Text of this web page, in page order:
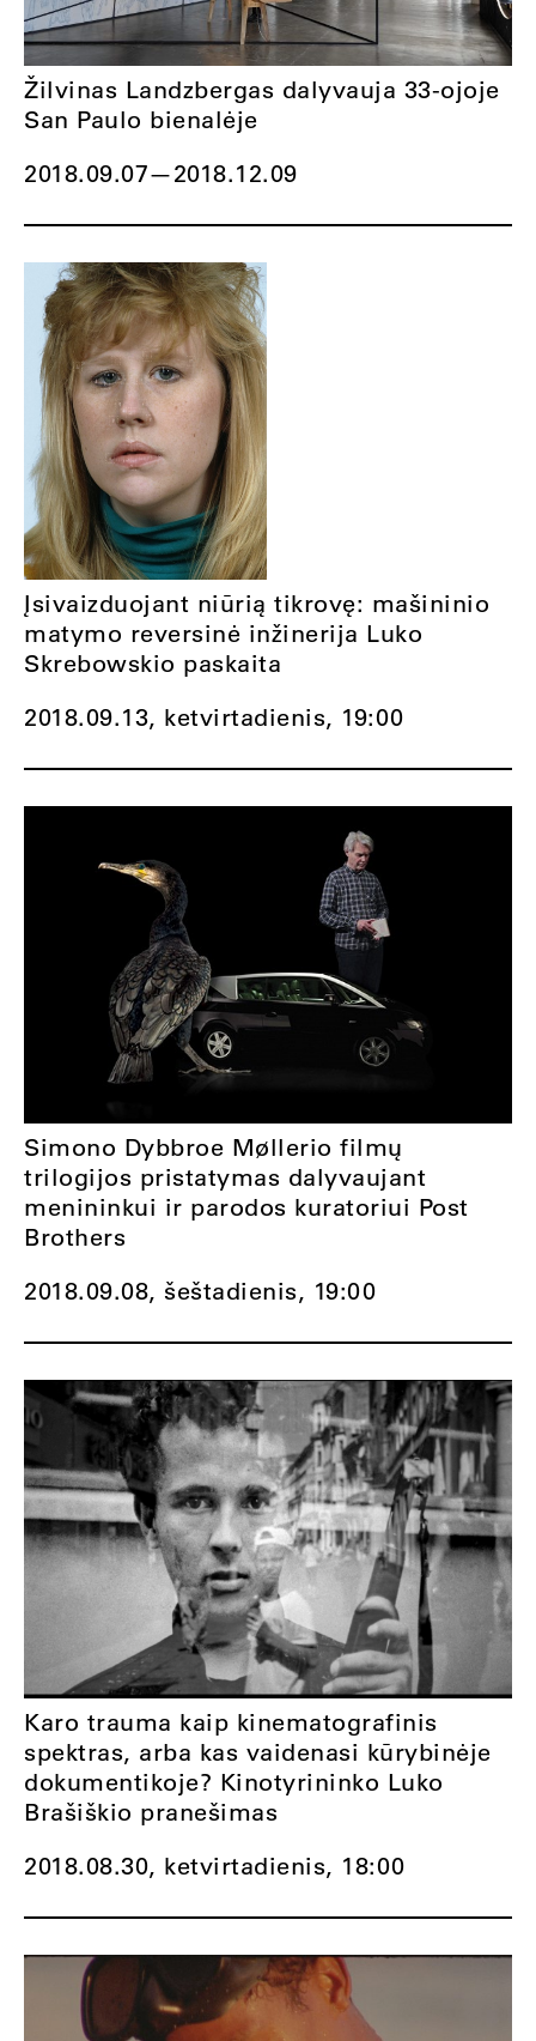
2018.09.07—2018.12.09
Žilvinas Landzbergas dalyvauja 33-ojoje
San Paulo bienalėje
2018.09.13, ketvirtadienis, 19:00
Įsivaizduojant niūrią tikrovę: mašininio
matymo reversinė inžinerija Luko
Skrebowskio paskaita
2018.09.08, šeštadienis, 19:00
Simono Dybbroe Møllerio filmų
trilogijos pristatymas dalyvaujant
menininkui ir parodos kuratoriui Post
Brothers
2018.08.30, ketvirtadienis, 18:00
Karo trauma kaip kinematografinis
spektras, arba kas vaidenasi kūrybinėje
dokumentikoje? Kinotyrininko Luko
Brašiškio pranešimas